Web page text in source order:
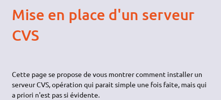
Mise en place d'un serveur
CVS
Cette page se propose de vous montrer comment installer un
serveur CVS, opération qui parait simple une fois faite, mais qui
a priori n'est pas si évidente.